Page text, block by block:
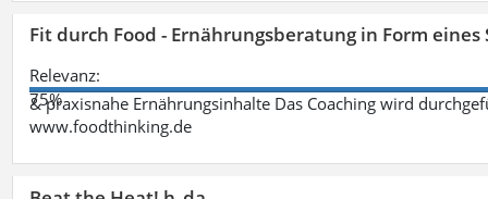
Fit durch Food - Ernährungsberatung in Form eines
Relevanz:
75%
& praxisnahe Ernährungsinhalte Das Coaching wird
www.foodthinking.de